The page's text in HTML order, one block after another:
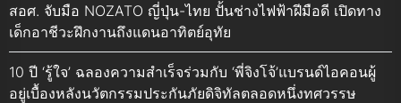
สอศ. จับมือ NOZATO ญี่ปุ่น-ไทย ปั้นช่างไฟฟ้าฝีมือดี เปิดทาง
เด็กอาชีวะฝึกงานถึงแดนอาทิตย์อุทัย
10 ปี ‘รู้ใจ’ ฉลองความสำเร็จร่วมกับ ‘พี่จิงโจ้’แบรนด์ไอคอนผู้
อยู่เบื้องหลังนวัตกรรมประกันภัยดิจิทัลตลอดหนึ่งทศวรรษ